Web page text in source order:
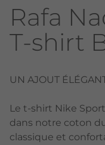
Rafa
T-shirt
UN AJOUT
Le t-shirt Nike
dans notre coton
classique et